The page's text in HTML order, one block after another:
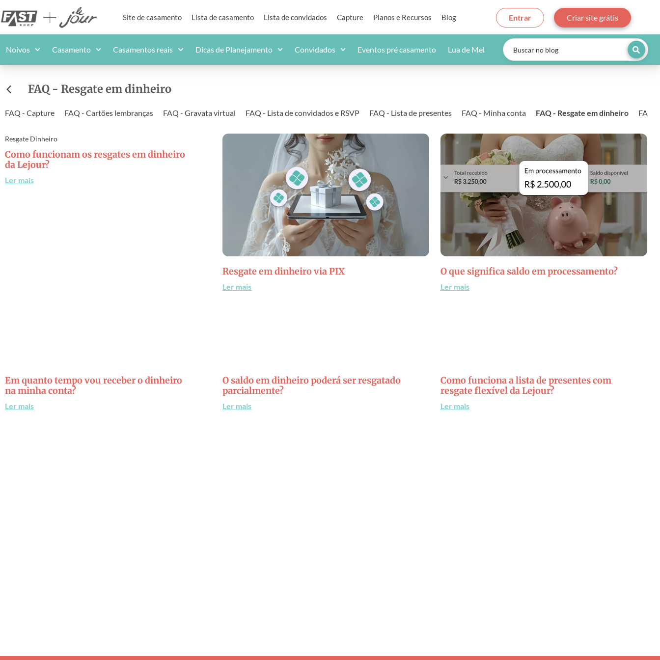
Site de casamento Lista de casamento Lista de convidados Capture Planos e Recursos Blog Entrar Criar site grátis
Noivos Casamento Casamentos reais Dicas de Planejamento Convidados Eventos pré casamento Lua de Mel
FAQ - Resgate em dinheiro
FAQ - Capture FAQ - Cartões lembranças FAQ - Gravata virtual FAQ - Lista de convidados e RSVP FAQ - Lista de presentes FAQ - Minha conta FAQ - Resgate em dinheiro FAQ
Resgate Dinheiro
Como funcionam os resgates em dinheiro
da Lejour?
Ler mais
Resgate em dinheiro via PIX
Ler mais
O que significa saldo em processamento?
Ler mais
Em quanto tempo vou receber o dinheiro
na minha conta?
Ler mais
O saldo em dinheiro poderá ser resgatado
parcialmente?
Ler mais
Como funciona a lista de presentes com
resgate flexível da Lejour?
Ler mais